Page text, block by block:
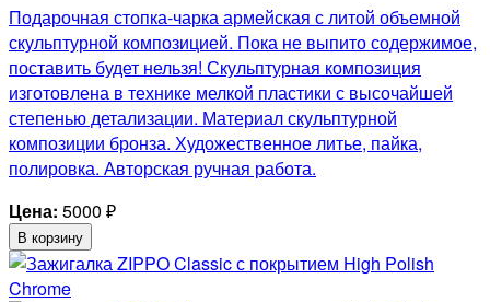
Подарочная стопка-чарка армейская с литой объемной
скульптурной композицией. Пока не выпито содержимое,
поставить будет нельзя! Скульптурная композиция
изготовлена в технике мелкой пластики с высочайшей
степенью детализации. Материал скульптурной
композиции бронза. Художественное литье, пайка,
полировка. Авторская ручная работа.
Цена: 5000 ₽
В корзину